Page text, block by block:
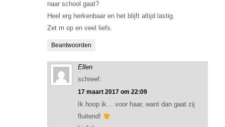
naar school gaat?
Heel erg herkenbaar en het blijft altijd lastig.
Zet m op en veel liefs.
Beantwoorden
Ellen
schreef:
17 maart 2017 om 22:09
Ik hoop ik… voor haar, want dan gaat zij
fluitend!